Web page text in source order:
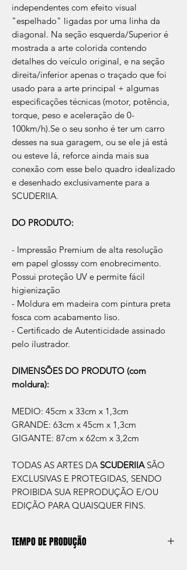
independentes com efeito visual
"espelhado" ligadas por uma linha da
diagonal. Na seção esquerda/Superior é
mostrada a arte colorida contendo
detalhes do veículo original, e na seção
direita/inferior apenas o traçado que foi
usado para a arte principal + algumas
especificações técnicas (motor, potência,
torque, peso e aceleração de 0-
100km/h).Se o seu sonho é ter um carro
desses na sua garagem, ou se ele já está
ou esteve lá, reforce ainda mais sua
conexão com esse belo quadro idealizado
e desenhado exclusivamente para a
SCUDERIIA.
DO PRODUTO:
- Impressão Premium de alta resolução
em papel glosssy com enobrecimento.
Possui proteção UV e permite fácil
higienização
- Moldura em madeira com pintura preta
fosca com acabamento liso.
- Certificado de Autenticidade assinado
pelo ilustrador.
DIMENSÕES DO PRODUTO (com
moldura):
MEDIO: 45cm x 33cm x 1,3cm
GRANDE: 63cm x 45cm x 1,3cm
GIGANTE: 87cm x 62cm x 3,2cm
TODAS AS ARTES DA SCUDERIIA SÃO
EXCLUSIVAS E PROTEGIDAS, SENDO
PROIBIDA SUA REPRODUÇÃO E/OU
EDIÇÃO PARA QUAISQUER FINS.
TEMPO DE PRODUÇÃO